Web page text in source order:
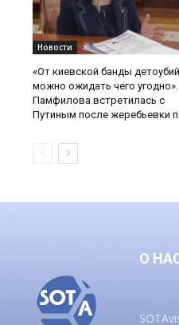
Новости
«От киевской банды
можно ожидать чего угодно».
Памфилова встретилась с
Путиным после жеребьевки
О